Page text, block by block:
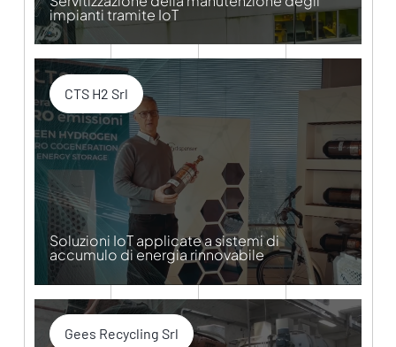
impianti tramite IoT
CTS H2 Srl
Soluzioni IoT applicate a sistemi di
accumulo di energia rinnovabile
Gees Recycling Srl